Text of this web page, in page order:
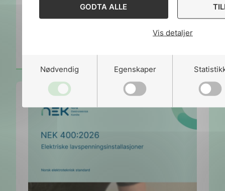
GODTA ALLE
Vis detaljer
Nødvendig Egenskaper
Les